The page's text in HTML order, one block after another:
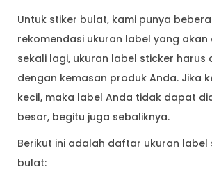
Untuk stiker bulat, kami punya
rekomendasi ukuran label yang akan
sekali lagi, ukuran label sticker harus
dengan kemasan produk Anda. Jika
kecil, maka label Anda tidak dapat
besar, begitu juga sebaliknya.
Berikut ini adalah daftar ukuran label
bulat: